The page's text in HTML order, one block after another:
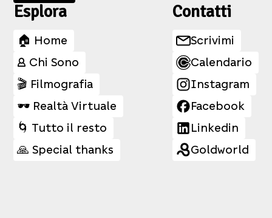
Esplora
🏠 Home
👤 Chi Sono
🎬 Filmografia
🕶️ Realtà Virtuale
🌀 Tutto il resto
🙏 Special thanks
Contatti
Scrivimi
Calendario
Instagram
Facebook
Linkedin
Goldworld